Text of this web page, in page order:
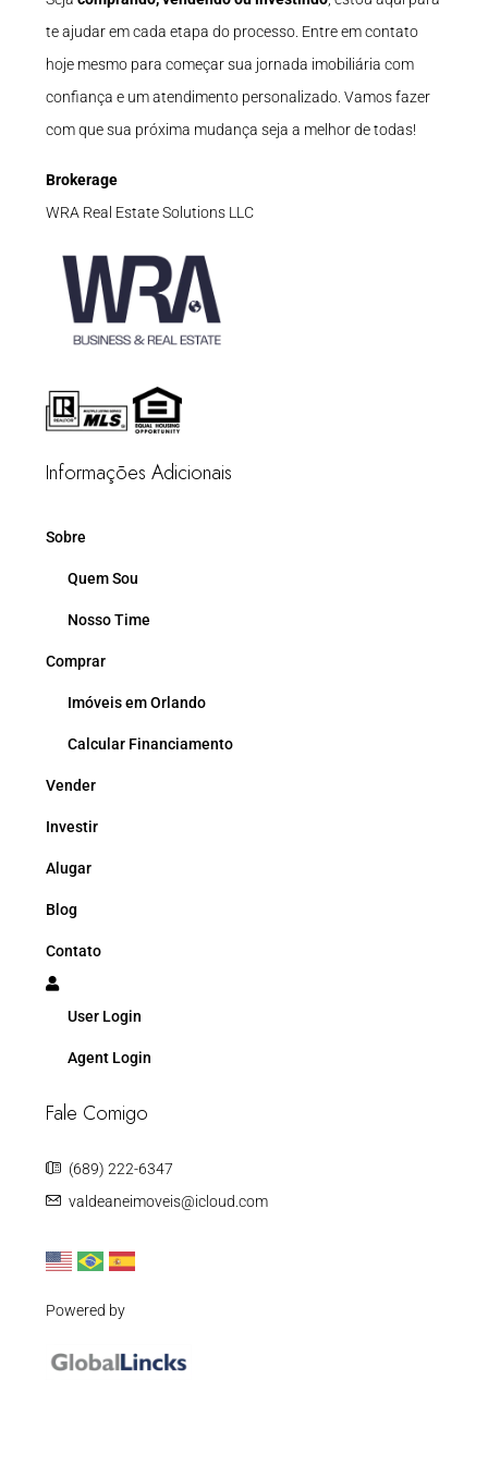
te ajudar em cada etapa do processo. Entre em contato
hoje mesmo para começar sua jornada imobiliária com
confiança e um atendimento personalizado. Vamos fazer
com que sua próxima mudança seja a melhor de todas!
Brokerage
WRA Real Estate Solutions LLC
Informações Adicionais
Sobre
Quem Sou
Nosso Time
Comprar
Imóveis em Orlando
Calcular Financiamento
Vender
Investir
Alugar
Blog
Contato
User Login
Agent Login
Fale Comigo
(689) 222-6347
valdeaneimoveis@icloud.com
Powered by